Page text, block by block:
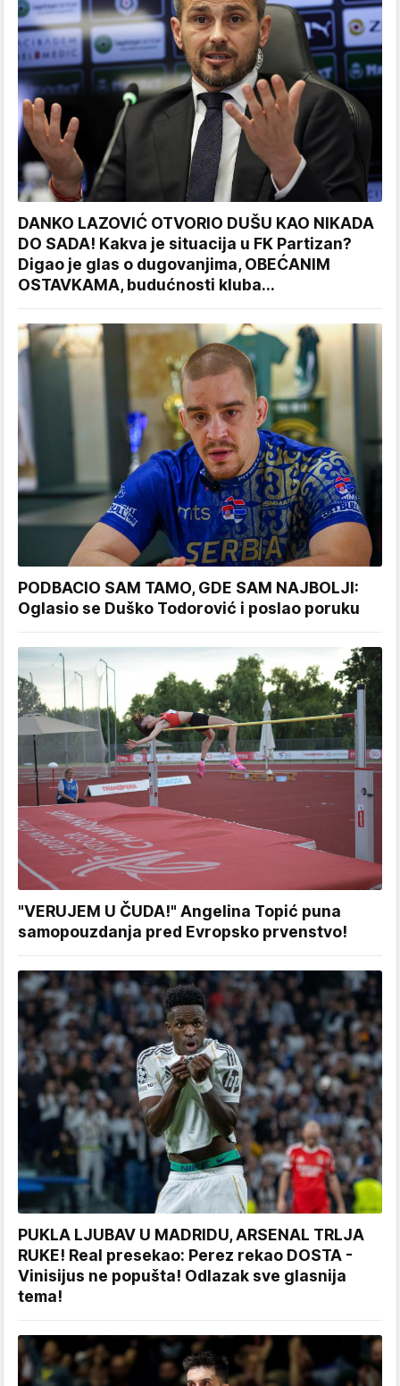
DANKO LAZOVIĆ OTVORIO DUŠU KAO NIKADA
DO SADA! Kakva je situacija u FK Partizan?
Digao je glas o dugovanjima, OBEĆANIM
OSTAVKAMA, budućnosti kluba...
PODBACIO SAM TAMO, GDE SAM NAJBOLJI:
Oglasio se Duško Todorović i poslao poruku
"VERUJEM U ČUDA!" Angelina Topić puna
samopouzdanja pred Evropsko prvenstvo!
PUKLA LJUBAV U MADRIDU, ARSENAL TRLJA
RUKE! Real presekao: Perez rekao DOSTA -
Vinisijus ne popušta! Odlazak sve glasnija
tema!